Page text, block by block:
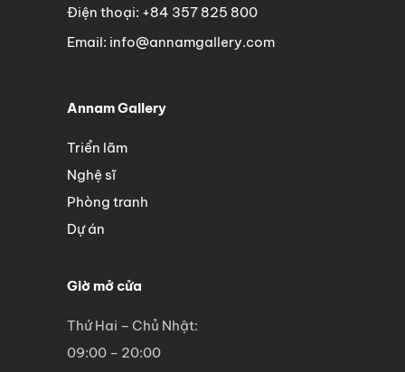
Điện thoại: +84 357 825 800
Email: info@annamgallery.com
Annam Gallery
Triển lãm
Nghệ sĩ
Phòng tranh
Dự án
Giờ mở cửa
Thứ Hai – Chủ Nhật:
09:00 – 20:00